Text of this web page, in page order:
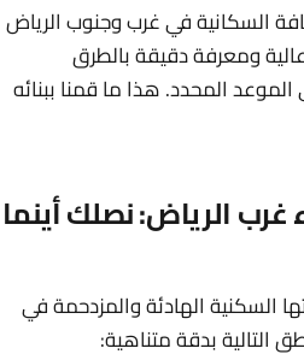
السكانية في غرب وجنوب الرياض
ومعرفة دقيقة بالطرق
المحدد. هذا ما قمنا ببنائه
الرياض: نصلك أينما
السكنية الهادئة والمزدحمة في
التالية بدقة متناهية: